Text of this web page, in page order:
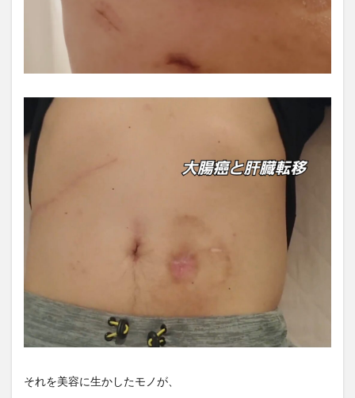
それを美容に生かしたモノが、